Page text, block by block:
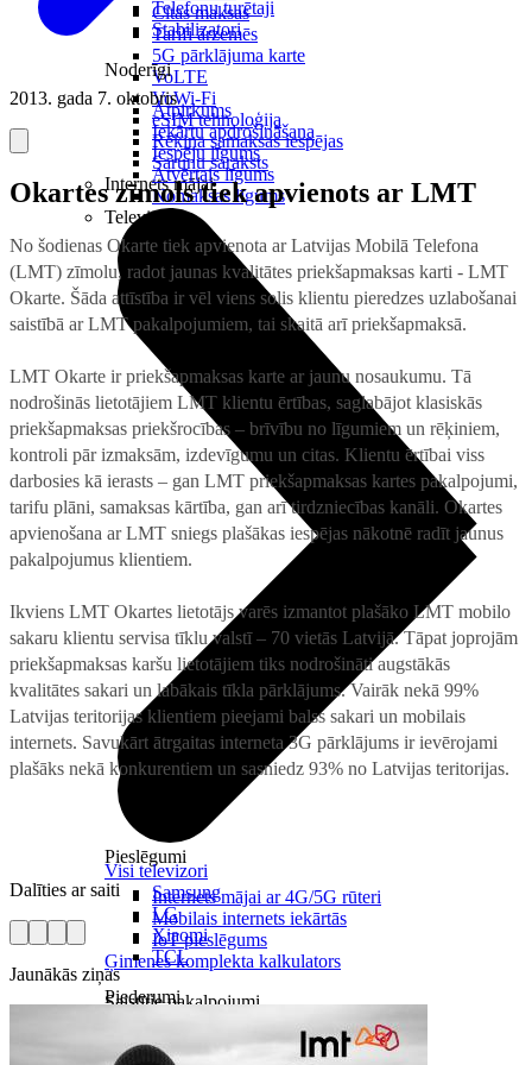
Citas maksas
Tarifi ārzemēs
5G pārklājuma karte
VoLTE
VoWi-Fi
eSIM tehnoloģija
Rēķina samaksas iespējas
Sarunu saraksts
Internets mājai
Pieslēgumi
Internets mājai ar 4G/5G rūteri
Mobilais internets iekārtās
IoT pieslēgums
Ģimenes komplekta kalkulators
Saistītie pakalpojumi
Interneta sargs
Telefonu turētaji
Stabilizatori
Noderīgi
Atpirkums
Iekārtu apdrošināšana
Iespēju līgums
Atvērtais līgums
Nomaksas līgums
Televizori
Visi televizori
Samsung
LG
Xiaomi
TCL
Piederumi
Spēles un kontrolieri
2013. gada 7. oktobris
Okartes zīmols tiek apvienots ar LMT
No šodienas Okarte tiek apvienota ar Latvijas Mobilā Telefona
(LMT) zīmolu, radot jaunas kvalitātes priekšapmaksas karti - LMT
Okarte. Šāda attīstība ir vēl viens solis klientu pieredzes uzlabošanai
saistībā ar LMT pakalpojumiem, tai skaitā arī priekšapmaksā.
LMT Okarte ir priekšapmaksas karte ar jaunu nosaukumu. Tā
nodrošinās lietotājiem LMT klientu ērtības, saglabājot klasiskās
priekšapmaksas priekšrocības – brīvību no līgumiem un rēķiniem,
kontroli pār izmaksām, izdevīgumu un citas. Klientu ērtībai viss
darbosies kā ierasts – gan LMT priekšapmaksas kartes pakalpojumi,
tarifu plāni, samaksas kārtība, gan arī tirdzniecības kanāli. Okartes
apvienošana ar LMT sniegs plašākas iespējas nākotnē radīt jaunus
pakalpojumus klientiem.
Ikviens LMT Okartes lietotājs varēs izmantot plašāko LMT mobilo
sakaru klientu servisa tīklu valstī – 70 vietās Latvijā. Tāpat joprojām
priekšapmaksas karšu lietotājiem tiks nodrošināti augstākās
kvalitātes sakari un labākais tīkla pārklājums. Vairāk nekā 99%
Latvijas teritorijas klientiem pieejami balss sakari un mobilais
internets. Savukārt ātrgaitas interneta 3G pārklājums ir ievērojami
plašāks nekā konkurentiem un sasniedz 93% no Latvijas teritorijas.
Dalīties ar saiti
Jaunākās ziņas